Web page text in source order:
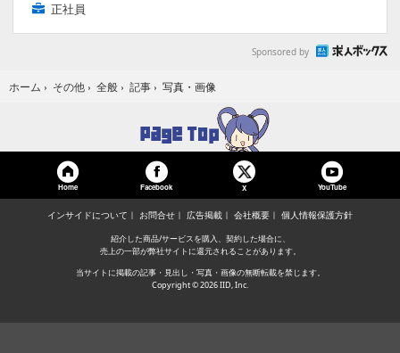
正社員
Sponsored by
ホーム › その他 › 全般 › 記事 › 写真・画像
Home Facebook X YouTube
インサイドについて お問合せ 広告掲載 会社概要 個人情報保護方針
紹介した商品/サービスを購入、契約した場合に、
売上の一部が弊社サイトに還元されることがあります。
当サイトに掲載の記事・見出し・写真・画像の無断転載を禁じます。
Copyright © 2026 IID, Inc.